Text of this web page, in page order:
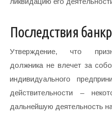
Последствия
Утверждение, что
должника не влечет за
индивидуального
действительности –
дальнейшую деятельность